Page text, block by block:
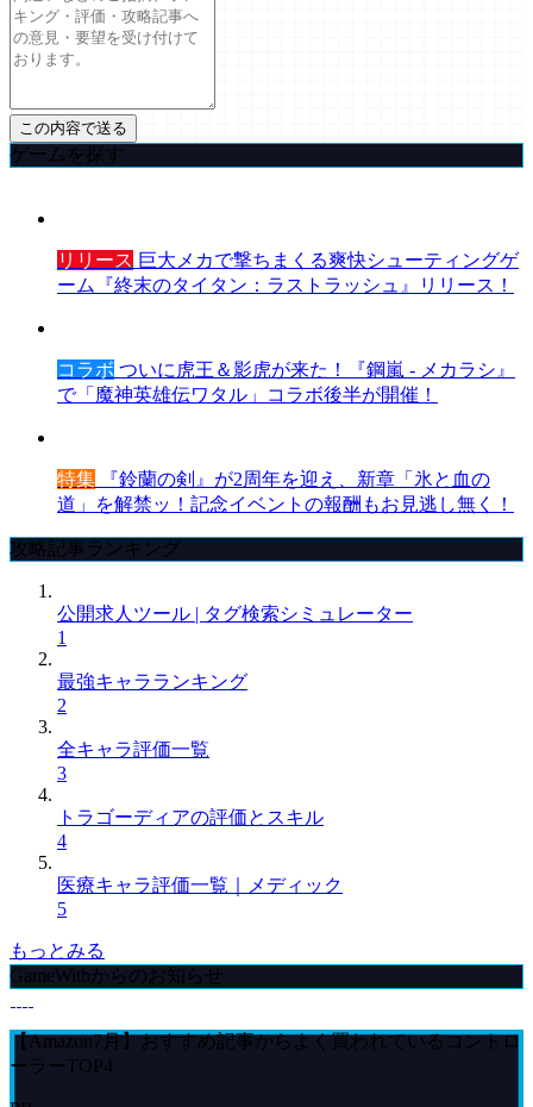
ゲームを探す
リリース 巨大メカで撃ちまくる爽快シューティングゲ
ーム『終末のタイタン：ラストラッシュ』リリース！
コラボ ついに虎王＆影虎が来た！『鋼嵐 - メカラシ』
で「魔神英雄伝ワタル」コラボ後半が開催！
特集 『鈴蘭の剣』が2周年を迎え、新章「氷と血の
道」を解禁ッ！記念イベントの報酬もお見逃し無く！
攻略記事ランキング
公開求人ツール | タグ検索シミュレーター
1
最強キャラランキング
2
全キャラ評価一覧
3
トラゴーディアの評価とスキル
4
医療キャラ評価一覧｜メディック
5
もっとみる
GameWithからのお知らせ
【Amazon7月】おすすめ記事からよく買われているコントロ
ーラーTOP4